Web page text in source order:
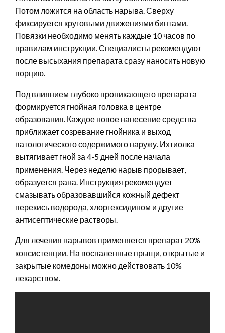
Потом ложится на область нарыва. Сверху
фиксируется круговыми движениями бинтами.
Повязки необходимо менять каждые 10 часов по
правилам инструкции. Специалисты рекомендуют
после высыхания препарата сразу наносить новую
порцию.
Под влиянием глубоко проникающего препарата
формируется гнойная головка в центре
образования. Каждое новое нанесение средства
приближает созревание гнойника и выход
патологического содержимого наружу. Ихтиолка
вытягивает гной за 4-5 дней после начала
применения. Через неделю нарыв прорывает,
образуется рана. Инструкция рекомендует
смазывать образовавшийся кожный дефект
перекись водорода, хлоргексидином и другие
антисептические растворы.
Для лечения нарывов применяется препарат 20%
консистенции. На воспаленные прыщи, открытые и
закрытые комедоны можно действовать 10%
лекарством.